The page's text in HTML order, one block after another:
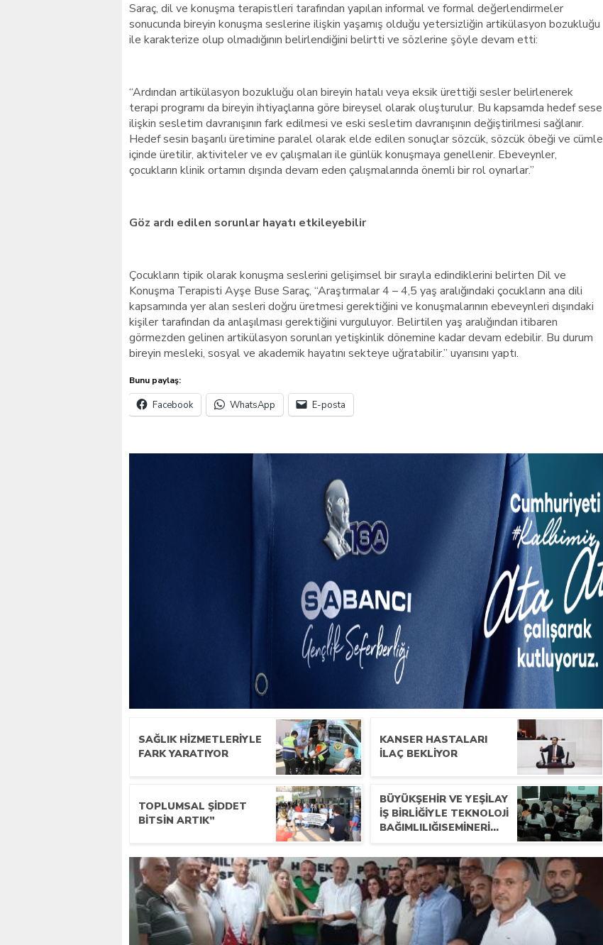
Saraç, dil ve konuşma terapistleri tarafından yapılan informal ve formal değerlendirmeler
sonucunda bireyin konuşma seslerine ilişkin yaşamış olduğu yetersizliğin artikülasyon bozukluğu
ile karakterize olup olmadığının belirlendiğini belirtti ve sözlerine şöyle devam etti:
“Ardından artikülasyon bozukluğu olan bireyin hatalı veya eksik ürettiği sesler belirlenerek
terapi programı da bireyin ihtiyaçlarına göre bireysel olarak oluşturulur. Bu kapsamda hedef sese
ilişkin sesletim davranışının fark edilmesi ve eski sesletim davranışının değiştirilmesi sağlanır.
Hedef sesin başarılı üretimine paralel olarak elde edilen sonuçlar sözcük, sözcük öbeği ve cümle
içinde üretilir, aktiviteler ve ev çalışmaları ile günlük konuşmaya genellenir. Ebeveynler,
çocukların klinik ortamın dışında devam eden çalışmalarında önemli bir rol oynarlar.”
Göz ardı edilen sorunlar hayatı etkileyebilir
Çocukların tipik olarak konuşma seslerini gelişimsel bir sırayla edindiklerini belirten Dil ve
Konuşma Terapisti Ayşe Buse Saraç, “Araştırmalar 4 – 4,5 yaş aralığındaki çocukların ana dili
kapsamında yer alan sesleri doğru üretmesi gerektiğini ve konuşmalarının ebeveynleri dışındaki
kişiler tarafından da anlaşılması gerektiğini vurguluyor. Belirtilen yaş aralığından itibaren
görmezden gelinen artikülasyon sorunları yetişkinlik dönemine kadar devam edebilir. Bu durum
bireyin mesleki, sosyal ve akademik hayatını sekteye uğratabilir.” uyarısını yaptı.
Bunu paylaş:
Facebook WhatsApp E-posta
SAĞLIK HIZMETLERIYLE
FARK YARATIYOR
KANSER HASTALARI
İLAÇ BEKLIYOR
TOPLUMSAL ŞIDDET
BITSIN ARTIK”
BÜYÜKŞEHIR VE YEŞILAY
IŞ BIRLIĞIYLE TEKNOLOJI
BAĞIMLILIĞISEMINERI…